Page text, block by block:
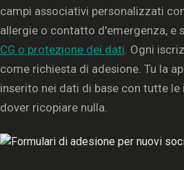
campi associativi personalizzati
allergie o contatto d'emergenza, e
CG o protezione dei dati. Ogni
come richiesta di adesione. Tu la
inserito nei dati di base con tutte
dover ricopiare nulla.